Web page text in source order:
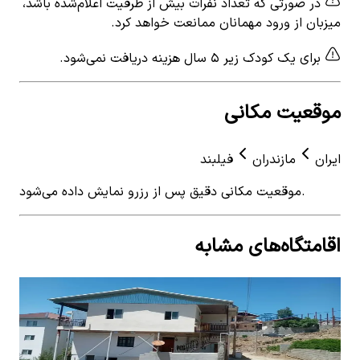
در صورتی که تعداد نفرات بیش از ظرفیت اعلام‌شده باشد،
میزبان از ورود مهمانان ممانعت خواهد کرد.
برای یک کودک زیر ۵ سال هزینه دریافت نمی‌شود.
موقعیت مکانی
ایران مازندران
فیلبند
موقعیت مکانی دقیق پس از رزرو نمایش داده می‌شود.
اقامتگاه‌های مشابه
View details for اجاره ویلا در فیلبند - دو خواب
اجاره ویلا در فیلبند - دو خواب